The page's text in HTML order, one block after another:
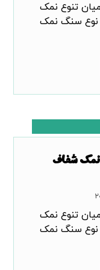
تنوع نمک
نوع سنگ نمک
نمک شفاف
تنوع نمک
نوع سنگ نمک